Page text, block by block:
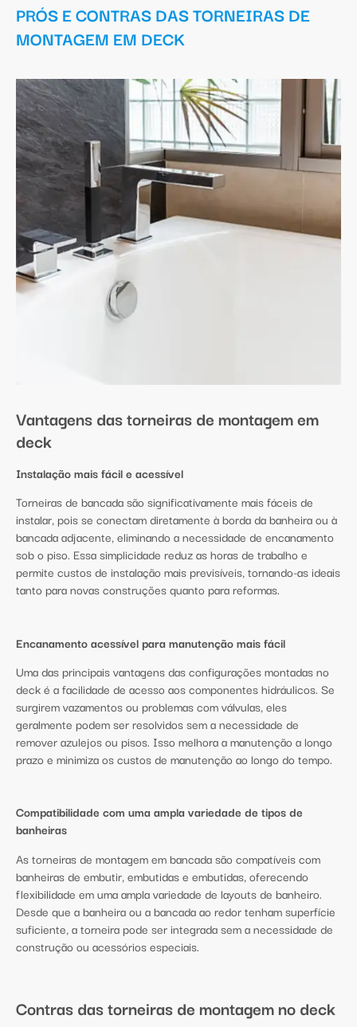
PRÓS E CONTRAS DAS TORNEIRAS DE
MONTAGEM EM DECK
Vantagens das torneiras de montagem em
deck
Instalação mais fácil e acessível
Torneiras de bancada são significativamente mais fáceis de
instalar, pois se conectam diretamente à borda da banheira ou à
bancada adjacente, eliminando a necessidade de encanamento
sob o piso. Essa simplicidade reduz as horas de trabalho e
permite custos de instalação mais previsíveis, tornando-as ideais
tanto para novas construções quanto para reformas.
Encanamento acessível para manutenção mais fácil
Uma das principais vantagens das configurações montadas no
deck é a facilidade de acesso aos componentes hidráulicos. Se
surgirem vazamentos ou problemas com válvulas, eles
geralmente podem ser resolvidos sem a necessidade de
remover azulejos ou pisos. Isso melhora a manutenção a longo
prazo e minimiza os custos de manutenção ao longo do tempo.
Compatibilidade com uma ampla variedade de tipos de
banheiras
As torneiras de montagem em bancada são compatíveis com
banheiras de embutir, embutidas e embutidas, oferecendo
flexibilidade em uma ampla variedade de layouts de banheiro.
Desde que a banheira ou a bancada ao redor tenham superfície
suficiente, a torneira pode ser integrada sem a necessidade de
construção ou acessórios especiais.
Contras das torneiras de montagem no deck